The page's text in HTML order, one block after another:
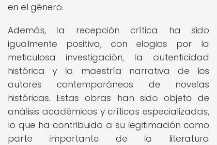
en el género.
Además, la recepción crítica ha sido
igualmente positiva, con elogios por la
meticulosa investigación, la autenticidad
histórica y la maestría narrativa de los
autores contemporáneos de novelas
históricas. Estas obras han sido objeto de
análisis académicos y críticas especializadas,
lo que ha contribuido a su legitimación como
parte importante de la literatura